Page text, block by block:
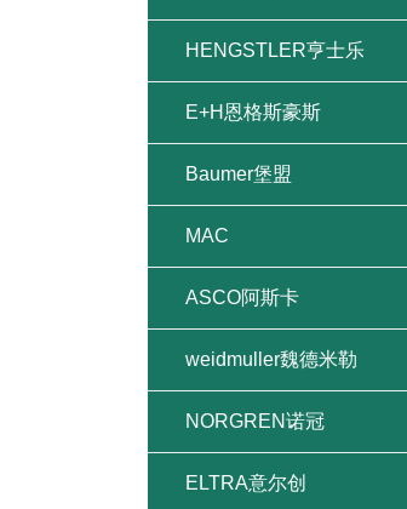
HENGSTLER亨士乐
E+H恩格斯豪斯
Baumer堡盟
MAC
ASCO阿斯卡
weidmuller魏德米勒
NORGREN诺冠
ELTRA意尔创